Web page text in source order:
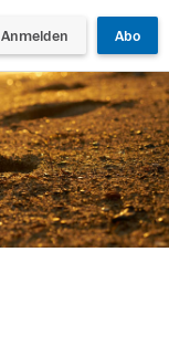
Anmelden Abo